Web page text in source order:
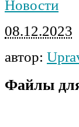
Новости
08.12.2023
автор:
Файлы